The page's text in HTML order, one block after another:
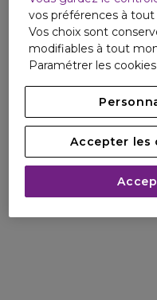
vos préférences à
Vos choix sont
modifiables à tout
Paramétrer les
Accepter les